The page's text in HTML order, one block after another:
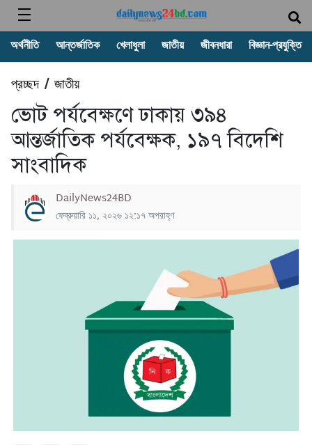
অর্থনীতি আন্তর্জাতিক খেলাধুলা জাতীয় জীবনধারা বিজ্ঞান-প্রযুক্তি
প্রচ্ছদ/ জাতীয়
ভোট পর্যবেক্ষণে ঢাকায় ৩৯৪
আন্তর্জাতিক পর্যবেক্ষক, ১৯৭ বিদেশি
সাংবাদিক
DailyNews24BD
ফেব্রুয়ারি ১১, ২০২৬ ১২:১৭ অপরাহ্ণ